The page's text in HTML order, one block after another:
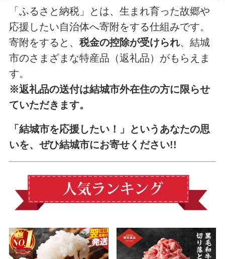
「ふるさと納税」とは、生まれ育った故郷や
応援したい自治体へ寄附をする仕組みです。
寄附をすると、 税金の控除が受けられ、結城
市のさまざまな特産品（返礼品）がもらえま
す。
※返礼品の送付は結城市外在住の方に限らせ
ていただきます。
「結城市を応援したい！」というあなたの思
いを、ぜひ結城市にお寄せください!!